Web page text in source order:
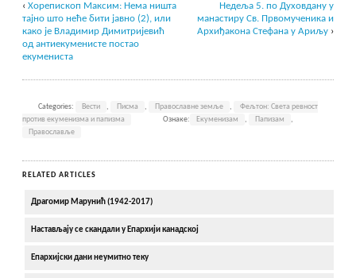
‹Хорепископ Максим: Нема ништа
тајно што неће бити јавно (2), или
како је Владимир Димитријевић
од антиекуменисте постао
екумениста
Недеља 5. по Духовдану у
манастиру Св. Првомученика и
Архиђакона Стефана у Ариљу›
Categories: Вести , Писма , Православне земље ,
Фељтон: Света ревност
против екуменизма и папизма
Ознаке: Екуменизам , Папизам
,
Православље
RELATED ARTICLES
Драгомир Марунић (1942-2017)
Настављају се скандали у Епархији канадској
Епархијски дани неумитно теку